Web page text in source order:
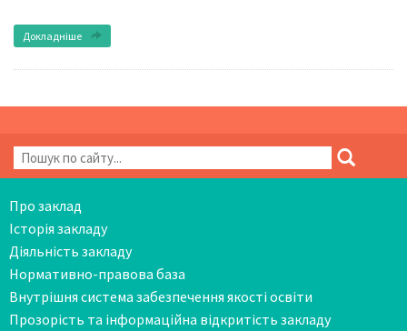
Докладніше
Про заклад
Історія закладу
Діяльність закладу
Нормативно-правова база
Внутрішня система забезпечення якості освіти
Прозорість та інформаційна відкритість закладу